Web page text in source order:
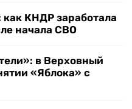
КНДР заработала
начала СВО
в Верховный
«Яблока» с